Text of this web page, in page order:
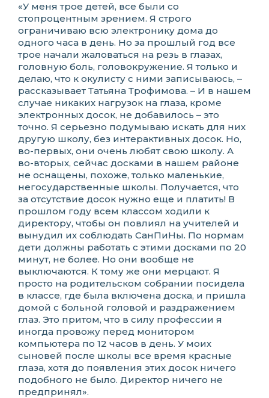
«У меня трое детей, все были со
стопроцентным зрением. Я строго
ограничиваю всю электронику дома до
одного часа в день. Но за прошлый год все
трое начали жаловаться на резь в глазах,
головную боль, головокружение. Я только и
делаю, что к окулисту с ними записываюсь, –
рассказывает Татьяна Трофимова. – И в нашем
случае никаких нагрузок на глаза, кроме
электронных досок, не добавилось – это
точно. Я серьезно подумываю искать для них
другую школу, без интерактивных досок. Но,
во-первых, они очень любят свою школу. А
во-вторых, сейчас досками в нашем районе
не оснащены, похоже, только маленькие,
негосударственные школы. Получается, что
за отсутствие досок нужно еще и платить! В
прошлом году всем классом ходили к
директору, чтобы он повлиял на учителей и
вынудил их соблюдать СанПиНы. По нормам
дети должны работать с этими досками по 20
минут, не более. Но они вообще не
выключаются. К тому же они мерцают. Я
просто на родительском собрании посидела
в классе, где была включена доска, и пришла
домой с больной головой и раздражением
глаз. Это притом, что в силу профессии я
иногда провожу перед монитором
компьютера по 12 часов в день. У моих
сыновей после школы все время красные
глаза, хотя до появления этих досок ничего
подобного не было. Директор ничего не
предпринял».